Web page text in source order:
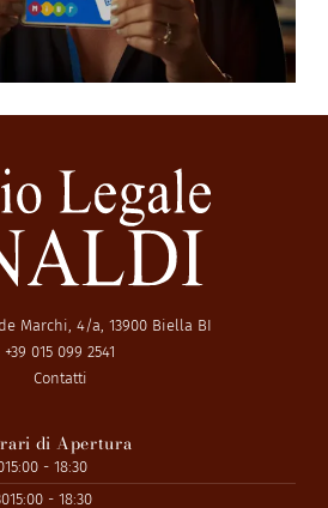
Marchi, 4/a, 13900 Biella BI
+39 015 099 2541
Contatti
di Apertura
15:00 - 18:30
15:00 - 18:30